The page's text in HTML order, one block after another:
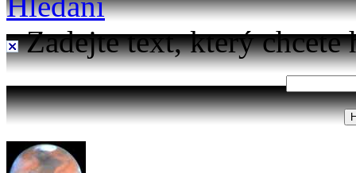
Zadejte text, který chcete